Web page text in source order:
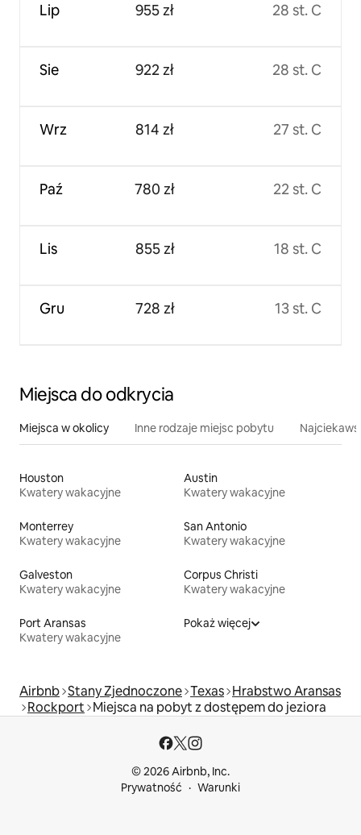
Lip
Sie
Wrz
Paź
Lis
Gru
955 zł
922 zł
814 zł
780 zł
855 zł
728 zł
28 st. C
28 st. C
27 st. C
22 st. C
18 st. C
13 st. C
Miejsca do odkrycia
Miejsca w okolicy Inne rodzaje miejsc pobytu
Houston
Kwatery wakacyjne
Austin
Kwatery wakacyjne
Monterrey
Kwatery wakacyjne
San Antonio
Kwatery wakacyjne
Galveston
Kwatery wakacyjne
Corpus Christi
Kwatery wakacyjne
Port Aransas
Kwatery wakacyjne
Pokaż więcej
Airbnb Stany Zjednoczone Texas Hrabstwo Aransas
Rockport Miejsca na pobyt z dostępem do jeziora
© 2026 Airbnb, Inc.
Prywatność
Warunki